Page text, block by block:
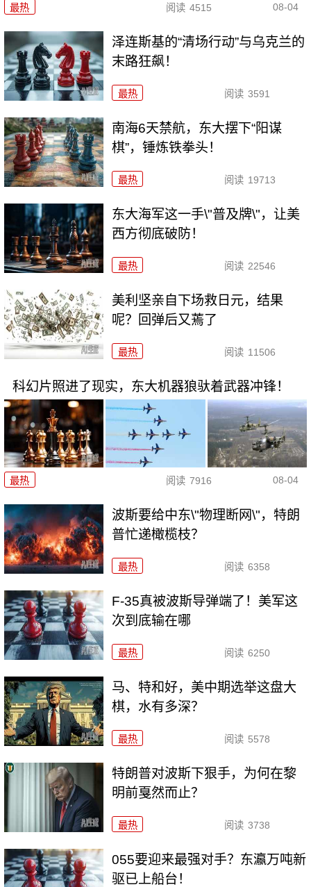
最热 阅读 4515 08-04
泽连斯基的“清场行动”与乌克兰的
末路狂飙！
最热 阅读 3591
南海6天禁航，东大摆下“阳谋
棋”，锤炼铁拳头！
最热 阅读 19713
东大海军这一手\"普及牌\"，让美
西方彻底破防！
最热 阅读 22546
美利坚亲自下场救日元，结果
呢？回弹后又蔫了
最热 阅读 11506
科幻片照进了现实，东大机器狼驮着武器冲锋！
最热 阅读 7916 08-04
波斯要给中东\"物理断网\"，特朗
普忙递橄榄枝？
最热 阅读 6358
F-35真被波斯导弹端了！美军这
次到底输在哪
最热 阅读 6250
马、特和好，美中期选举这盘大
棋，水有多深？
最热 阅读 5578
特朗普对波斯下狠手，为何在黎
明前戛然而止？
最热 阅读 3738
055要迎来最强对手？东瀛万吨新
驱已上船台！